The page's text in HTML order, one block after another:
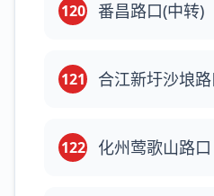
120 番昌路口(中转)
121 合江新圩沙埌路
122 化州莺歌山路口